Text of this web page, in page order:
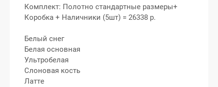
Комплект: Полотно стандартные размеры+
Коробка + Наличники (5шт) = 26338 р.
Белый снег
Белая основная
Ультробелая
Слоновая кость
Латте